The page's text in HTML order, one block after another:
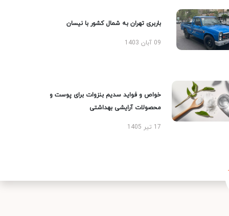
باربری تهران به شمال کشور با نیسان
09 آبان 1403
خواص و فواید سدیم بنزوات برای پوست و
محصولات آرایشی بهداشتی
17 تیر 1405